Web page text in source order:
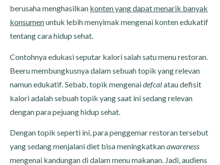
berusaha menghasilkan konten yang dapat menarik banyak
konsumenuntuk lebih menyimak mengenai konten edukatif
tentang cara hidup sehat.
Contohnya edukasi seputar kalori salah satu menu restoran.
Beeru membungkusnya dalam sebuah topik yang relevan
namun edukatif Sebab, topik mengenaidefcalatau defisit
kalori adalah sebuah topik yang saat ini sedang relevan
dengan para pejuang hidup sehat.
Dengan topik seperti ini, para penggemar restoran tersebut
yang sedang menjalani diet bisa meningkatkanawareness
mengenai kandungan di dalam menu makanan. Jadi, audiens